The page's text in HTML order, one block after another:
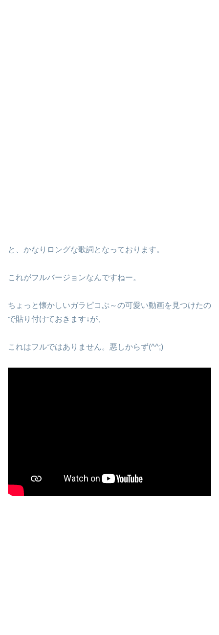
と、かなりロングな歌詞となっております。
これがフルバージョンなんですねー。
ちょっと懐かしいガラピコぷ～の可愛い動画を見つけたの
で貼り付けておきます↓が、
これはフルではありません。悪しからず(^^;)